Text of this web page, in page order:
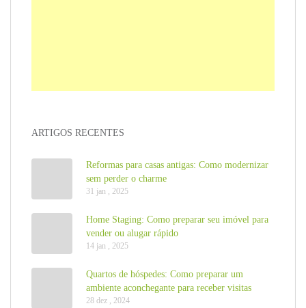
ARTIGOS RECENTES
Reformas para casas antigas: Como modernizar
sem perder o charme
31 jan , 2025
Home Staging: Como preparar seu imóvel para
vender ou alugar rápido
14 jan , 2025
Quartos de hóspedes: Como preparar um
ambiente aconchegante para receber visitas
28 dez , 2024